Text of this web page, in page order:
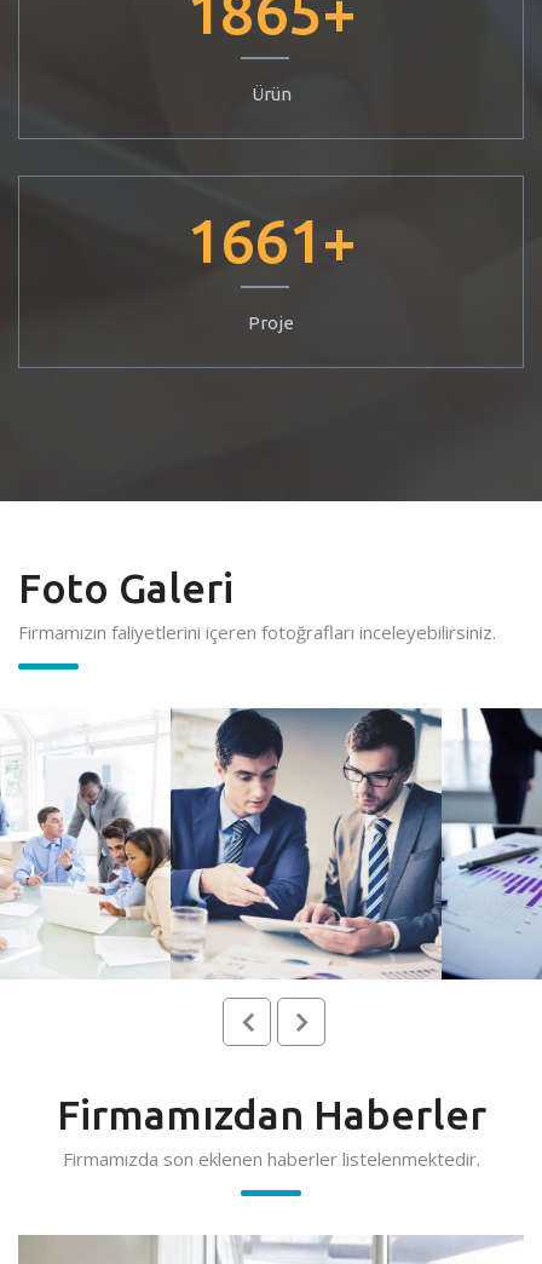
Ürün
1661+
Proje
Foto Galeri
Firmamızın faliyetlerini içeren fotoğrafları inceleyebilirsiniz.
Firmamızdan Haberler
Firmamızda son eklenen haberler listelenmektedir.